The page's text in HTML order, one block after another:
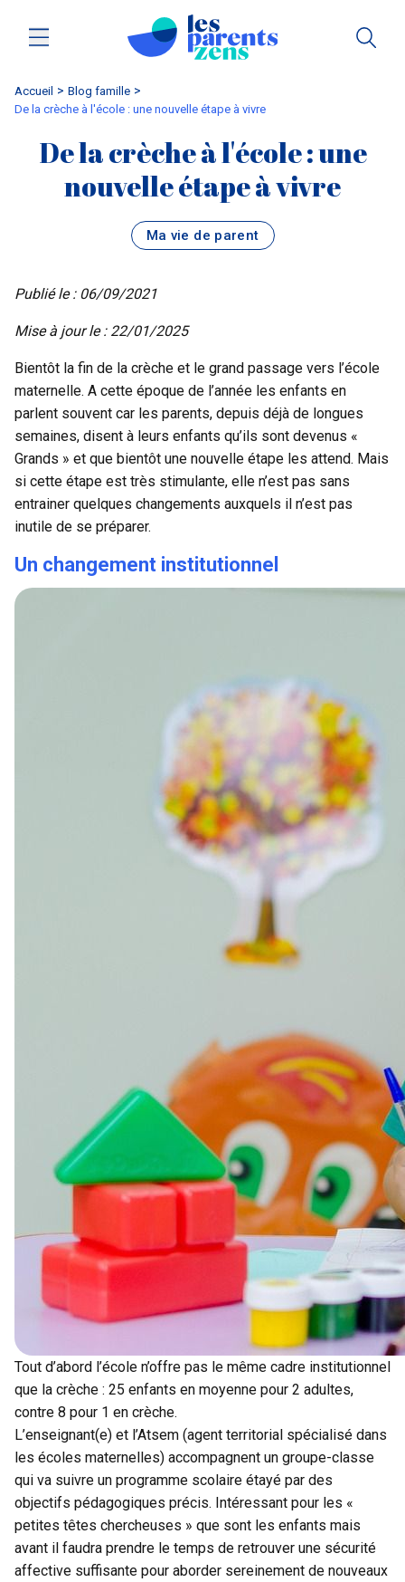
Accueil
blog famille
De la crèche à l'école : une nouvelle étape à vivre
De la crèche à l'école : une
nouvelle étape à vivre
Ma vie de parent
Publié le : 06/09/2021
Mise à jour le : 22/01/2025
Bientôt la fin de la crèche et le grand passage vers l’école
maternelle. A cette époque de l’année les enfants en
parlent souvent car les parents, depuis déjà de longues
semaines, disent à leurs enfants qu’ils sont devenus «
Grands » et que bientôt une nouvelle étape les attend. Mais
si cette étape est très stimulante, elle n’est pas sans
entrainer quelques changements auxquels il n’est pas
inutile de se préparer.
Un changement institutionnel
Tout d’abord l’école n’offre pas le même cadre institutionnel
que la crèche : 25 enfants en moyenne pour 2 adultes,
contre 8 pour 1 en crèche.
L’enseignant(e) et l’Atsem (agent territorial spécialisé dans
les écoles maternelles) accompagnent un groupe-classe
qui va suivre un programme scolaire étayé par des
objectifs pédagogiques précis. Intéressant pour les «
petites têtes chercheuses » que sont les enfants mais
avant il faudra prendre le temps de retrouver une sécurité
affective suffisante pour aborder sereinement de nouveaux